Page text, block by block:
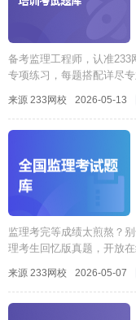
备考监理工程师，认准
专项练习，每题搭配详尽专
来源 233网校 2026-05-13
监理考完等成绩太煎熬？
理考生回忆版真题，开放
来源 233网校 2026-05-07